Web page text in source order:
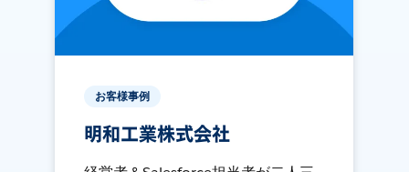
お客様事例
明和工業株式会社